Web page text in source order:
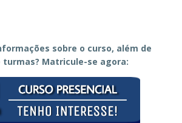
sobre o curso, além de
Matricule-se agora: